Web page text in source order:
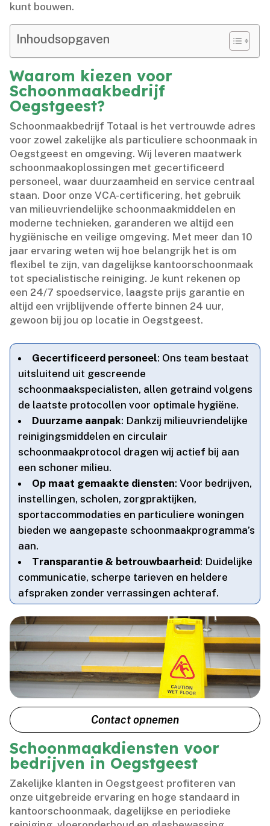
kunt bouwen.​
Inhoudsopgaven
Waarom kiezen voor
Schoonmaakbedrijf
Oegstgeest?
Schoonmaakbedrijf Totaal is het vertrouwde adres
voor zowel zakelijke als particuliere schoonmaak in
Oegstgeest en omgeving.​ Wij leveren maatwerk
schoonmaakoplossingen met gecertificeerd
personeel, waar duurzaamheid en service centraal
staan.​ Door onze VCA-certificering, het gebruik
van milieuvriendelijke schoonmaakmiddelen en
moderne technieken, garanderen we altijd een
hygiënische en veilige omgeving.​ Met meer dan 10
jaar ervaring weten wij hoe belangrijk het is om
flexibel te zijn, van dagelijkse kantoorschoonmaak
tot specialistische reiniging.​ Je kunt rekenen op
een 24/7 spoedservice, laagste prijs garantie en
altijd een vrijblijvende offerte binnen 24 uur,
gewoon bij jou op locatie in Oegstgeest.​
Gecertificeerd personeel: Ons team bestaat
uitsluitend uit gescreende
schoonmaakspecialisten, allen getraind volgens
de laatste protocollen voor optimale hygiëne.​
Duurzame aanpak: Dankzij milieuvriendelijke
reinigingsmiddelen en circulair
schoonmaakprotocol dragen wij actief bij aan
een schoner milieu.​
Op maat gemaakte diensten: Voor bedrijven,
instellingen, scholen, zorgpraktijken,
sportaccommodaties en particuliere woningen
bieden we aangepaste schoonmaakprogramma’s
aan.​
Transparantie & betrouwbaarheid: Duidelijke
communicatie, scherpe tarieven en heldere
afspraken zonder verrassingen achteraf.​
Contact opnemen
Schoonmaakdiensten voor
bedrijven in Oegstgeest
Zakelijke klanten in Oegstgeest profiteren van
onze uitgebreide ervaring en hoge standaard in
kantoorschoonmaak, dagelijkse en periodieke